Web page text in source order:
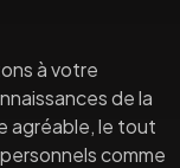
à votre
de la
agréable, le tout
comme